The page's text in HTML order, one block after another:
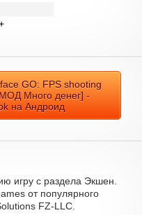
GO: FPS shooting
Много денег] -
на Андроид
игру с раздела Экшен.
от популярного
FZ-LLC.